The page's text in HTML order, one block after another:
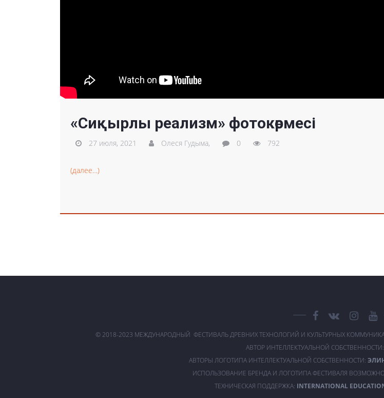
«Сиқырлы реализм» фотокөрмесі
27 июля, 2021 Олеся Гудыма, 0 792
(далее…)
© 2018-2023 МЕЖДУНАРОДНЫЙ ФЕСТИВАЛЬ ДРЕВНИХ ТЕХНОЛОГИЙ И КУЛЬТУРНЫХ
АВТОР ИНТЕЛЛЕКТУАЛЬНОЙ СОБСТВЕННОСТИ:
АВТОРЫ ЛОГОТИПА ИНТЕЛЛЕКТУАЛЬНОЙ СОБСТВЕННОСТИ:
ИСПОЛЬЗОВАНИЕ БРЕНДА И ЛОГОТИПА ФЕСТИВАЛЯ
ТЕХНИЧЕСКАЯ ПОДДЕРЖКА: INTERNATIONAL